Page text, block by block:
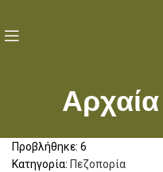
Προβλήθηκε: 6
Κατηγορία: Πεζοπορία